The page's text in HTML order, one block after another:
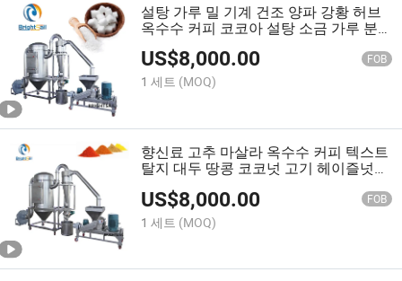
설탕 가루 밀 기계 건조 양파 강황 허브
옥수수 커피 코코아 설탕 소금 가루 분
쇄기 기계
US$8,000.00 FOB
1 세트 (MOQ)
향신료 고추 마살라 옥수수 커피 텍스트
탈지 대두 땅콩 코코넛 고기 헤이즐넛
US$8,000.00 FOB
1 세트 (MOQ)